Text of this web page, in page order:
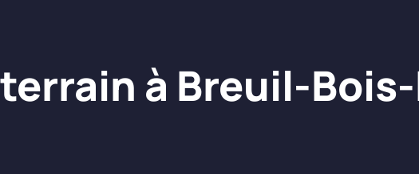
à Breuil-